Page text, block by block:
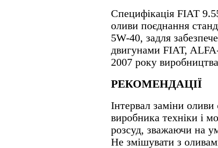
Специфікація FIAT
оливи поєднання
5W-40, задля
двигунами FIAT,
2007 року
РЕКОМЕНДАЦІЇ
Інтервал заміни оливи
виробника техніки і
розсуд, зважаючи на
Не змішувати з